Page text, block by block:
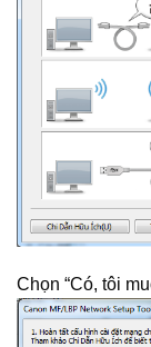
Chọn “Có, tôi